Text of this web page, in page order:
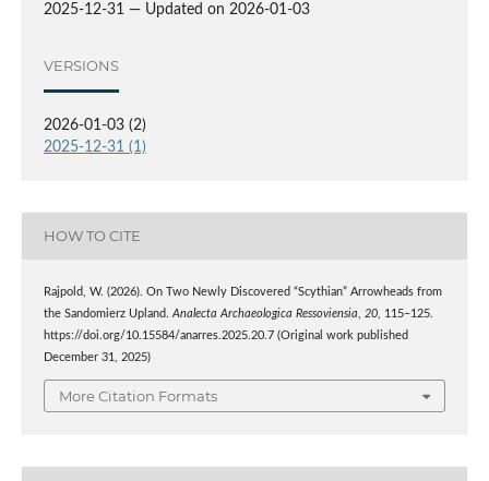
2025-12-31 — Updated on 2026-01-03
VERSIONS
2026-01-03 (2)
2025-12-31 (1)
HOW TO CITE
Rajpold, W. (2026). On Two Newly Discovered “Scythian” Arrowheads from
the Sandomierz Upland. Ana­lecta Archa­eolo­gica Res­so­viensia 20, 115–125.
https://doi.org/10.15584/anarres.2025.20.7 (Original work published
December 31, 2025)
More Citation Formats